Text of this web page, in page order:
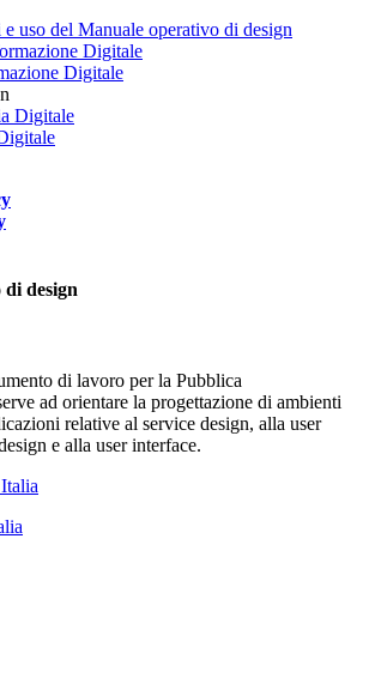
e uso del Manuale operativo di design
Digitale
design
di lavoro per la Pubblica
ad orientare la progettazione di ambienti
relative al service design, alla user
e alla user interface.